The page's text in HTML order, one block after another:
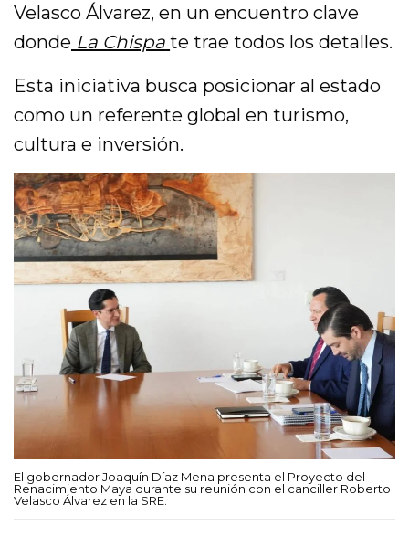
Velasco Álvarez, en un encuentro clave
donde La Chispa te trae todos los detalles.
Esta iniciativa busca posicionar al estado
como un referente global en turismo,
cultura e inversión.
El gobernador Joaquín Díaz Mena presenta el Proyecto del
Renacimiento Maya durante su reunión con el canciller Roberto
Velasco Álvarez en la SRE.